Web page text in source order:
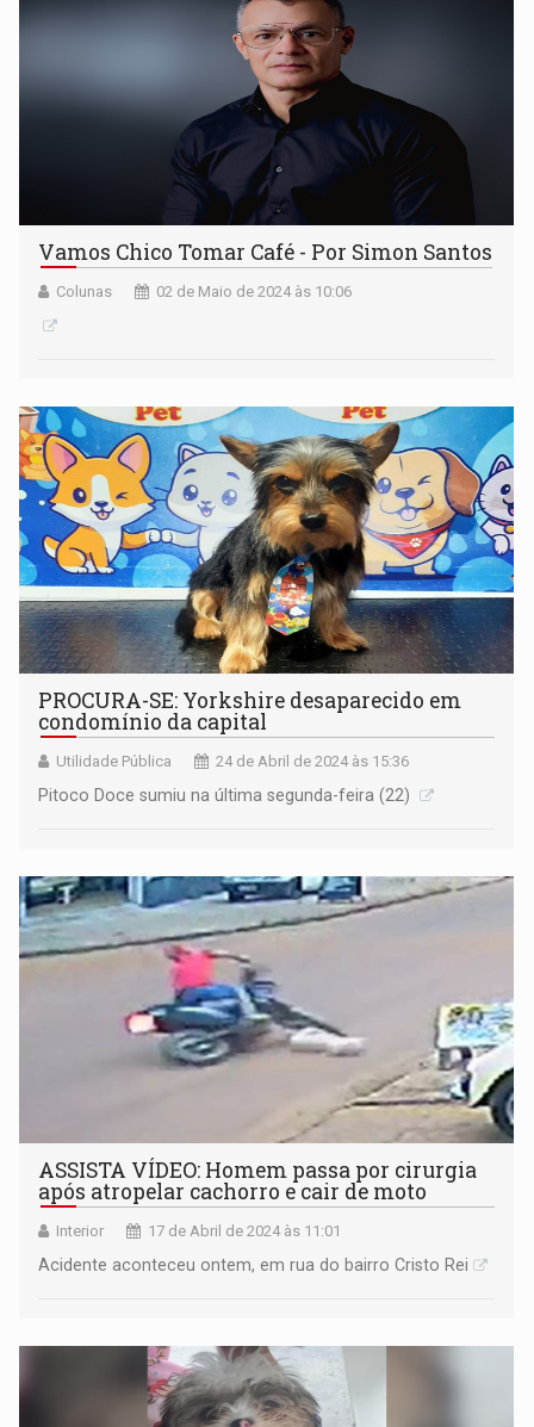
Vamos Chico Tomar Café - Por Simon Santos
Colunas 02 de Maio de 2024 às 10:06
PROCURA-SE: Yorkshire desaparecido em
condomínio da capital
Utilidade Pública 24 de Abril de 2024 às 15:36
Pitoco Doce sumiu na última segunda-feira (22)
ASSISTA VÍDEO: Homem passa por cirurgia
após atropelar cachorro e cair de moto
Interior 17 de Abril de 2024 às 11:01
Acidente aconteceu ontem, em rua do bairro Cristo Rei